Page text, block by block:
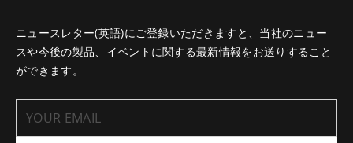
ニュースレター(英語)にご登録いただきますと、当社のニュー
スや今後の製品、イベントに関する最新情報をお送りすること
ができます。